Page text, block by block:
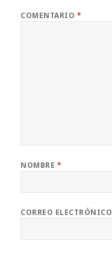
COMENTARIO *
NOMBRE *
CORREO ELECTRÓNICO